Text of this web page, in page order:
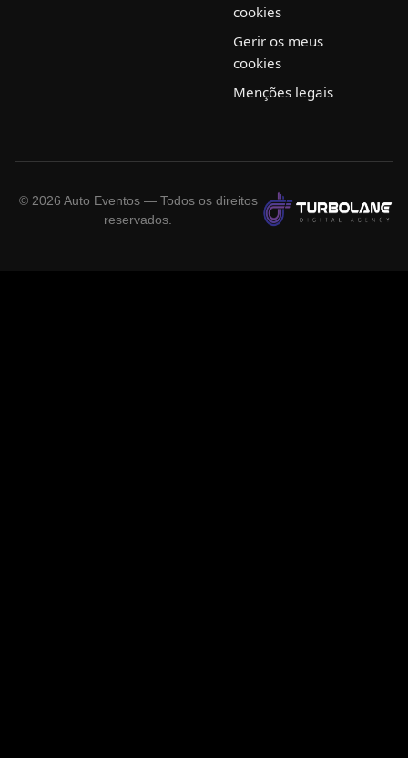
cookies
Gerir os meus
cookies
Menções legais
© 2026 Auto Eventos — Todos os direitos
reservados.